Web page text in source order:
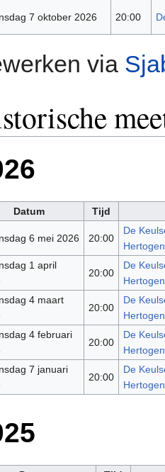
7 oktober 2026 20:00
via
Datum Tijd
6 mei 2026 20:00
De
1 april
20:00
De
4 maart
20:00
De
4 februari
20:00
De
7 januari
20:00
De